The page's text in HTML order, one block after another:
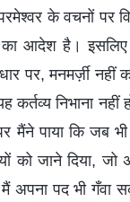
के वचनों पर
का आदेश है।
पर, मनमर्ज़ी नहीं
निभाना नहीं
मैंने पाया कि जब
को जाने दिया, जो
अपना पद भी गँवा